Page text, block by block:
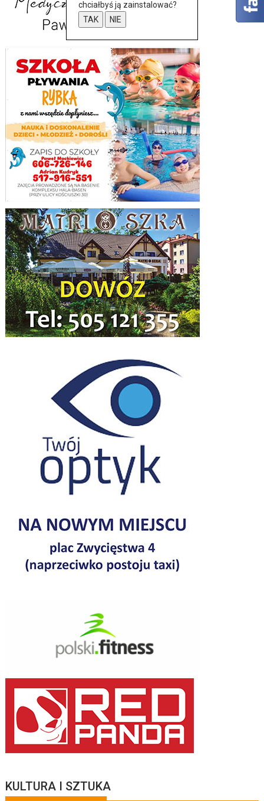
KULTURA I SZTUKA
chciałbyś ją zainstalować?
TAK
NIE